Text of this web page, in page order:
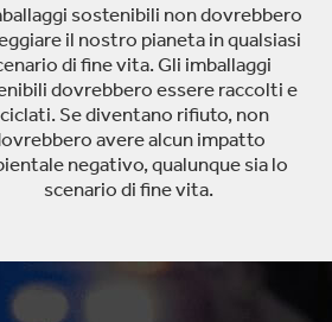
sostenibili non dovrebbero
il nostro pianeta in qualsiasi
di fine vita. Gli imballaggi
dovrebbero essere raccolti e
Se diventano rifiuto, non
avere alcun impatto
negativo, qualunque sia lo
scenario di fine vita.